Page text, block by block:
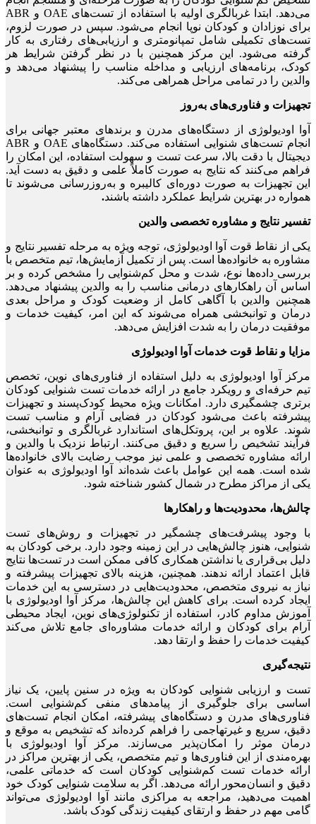
می‌دهد. ابتدا غربالگری اولیه با استفاده از تست‌های OAE و ABR
برای نوزادان و کودکان نوپا انجام می‌شود. سپس در صورت لزوم،
تست‌های تکمیلی شامل تمپانومتری و ارزیابی‌های رفتاری به کار
گرفته می‌شود. این مرکز همچنین با در نظر گرفتن شرایط هر
کودک، برنامه‌های ارزیابی و مداخله مناسب را پیشنهاد می‌دهد و
والدین را در تمامی مراحل همراهی می‌کند.
تجهیزات و فناوری‌های به‌روز
آوا اودیولوژی از دستگاه‌های مدرن و برندهای معتبر جهانی برای
انجام تست‌های شنوایی استفاده می‌کند. دستگاه‌های OAE و ABR
دیجیتال با دقت بالا، سرعت تست و سهولت استفاده، این امکان را
فراهم می‌کنند که نتایج به صورت کاملاً علمی و دقیق به دست آید.
این تجهیزات به صورت دوره‌ای کالیبره و به‌روزرسانی می‌شوند تا
همواره در بهترین شرایط عملکرد داشته باشند.
تفسیر نتایج و مشاوره تخصصی والدین
یکی از نقاط قوت آوا اودیولوژی، توجه ویژه به مرحله تفسیر نتایج و
مشاوره به خانواده‌ها است. پس از تکمیل آزمایش‌ها، تیم متخصص با
بررسی داده‌ها نوع، شدت و محل کم‌شنوایی را مشخص کرده و بر
اساس آن راهکارهای درمانی مناسب را به والدین پیشنهاد می‌دهد.
همچنین والدین با آگاهی کامل از وضعیت کودک و مراحل بعدی
درمان و توانبخشی همراه می‌شوند که این امر، کیفیت خدمات و
موفقیت درمان را به شدت افزایش می‌دهد.
مزایا و نقاط قوت خدمات آوا اودیولوژی
مرکز آوا اودیولوژی به دلیل استفاده از فناوری‌های نوین، تخصص
تیم حرفه‌ای و رویکرد جامع در ارائه خدمات تست شنوایی کودکان
برتری چشمگیری دارد. امکانات ویژه محیط کودک‌پسند و تجهیزات
پیشرفته باعث می‌شود کودکان در فضایی آرام و مناسب تست
شوند. علاوه بر این، پروتکل‌های استاندارد غربالگری و توانبخشی،
فرآیند تشخیص را سریع و دقیق می‌کنند. ارتباط نزدیک با والدین و
ارائه مشاوره تخصصی و علمی نیز موجب رضایت بالای خانواده‌ها
شده است. همه این عوامل باعث شده‌اند آوا اودیولوژی به عنوان
یکی از مراکز مطرح در شمال کشور شناخته شود.
چالش‌ها، محدودیت‌ها و راهکارها
با وجود پیشرفت‌های چشمگیر در تجهیزات و روش‌های تست
شنوایی، هنوز چالش‌هایی در این زمینه وجود دارد. برخی کودکان به
دلیل بی‌قراری یا نداشتن همکاری کافی ممکن است در تست‌ها نتایج
قابل اعتماد ارائه ندهند. همچنین، هزینه بالای تجهیزات پیشرفته و
نیاز به نیروی متخصص، محدودیت‌هایی در دسترسی به این خدمات
ایجاد کرده است. برای کاهش این چالش‌ها، مرکز آوا اودیولوژی با
آموزش مداوم کادر، استفاده از تکنولوژی‌های نوین، ایجاد محیطی
آرام برای کودکان و ارائه خدمات مشاوره‌ای جامع تلاش می‌کند
کیفیت خدمات را حفظ و ارتقا دهد.
نتیجه‌گیری
تست و ارزیابی شنوایی کودکان به ویژه در سنین پایین، یک نیاز
اساسی برای جلوگیری از پیامدهای منفی کم‌شنوایی است.
فناوری‌های مدرن و دستگاه‌های پیشرفته، امکان انجام تست‌های
دقیق، سریع و غیرتهاجمی را فراهم کرده‌اند که تشخیص به موقع و
درمان موثر را امکان‌پذیر می‌سازند. مرکز آوا اودیولوژی با
بهره‌مندی از این فناوری‌ها و تیم متخصص، یکی از بهترین مراکز در
ارائه خدمات تست کم‌شنوایی کودکان است که خدماتی علمی،
دقیق و انسان‌محور ارائه می‌دهد. اگر به سلامت شنوایی کودک خود
اهمیت می‌دهید، مراجعه به مراکزی مانند آوا اودیولوژی می‌تواند
گامی مهم در حفظ و ارتقای کیفیت زندگی کودک باشد.